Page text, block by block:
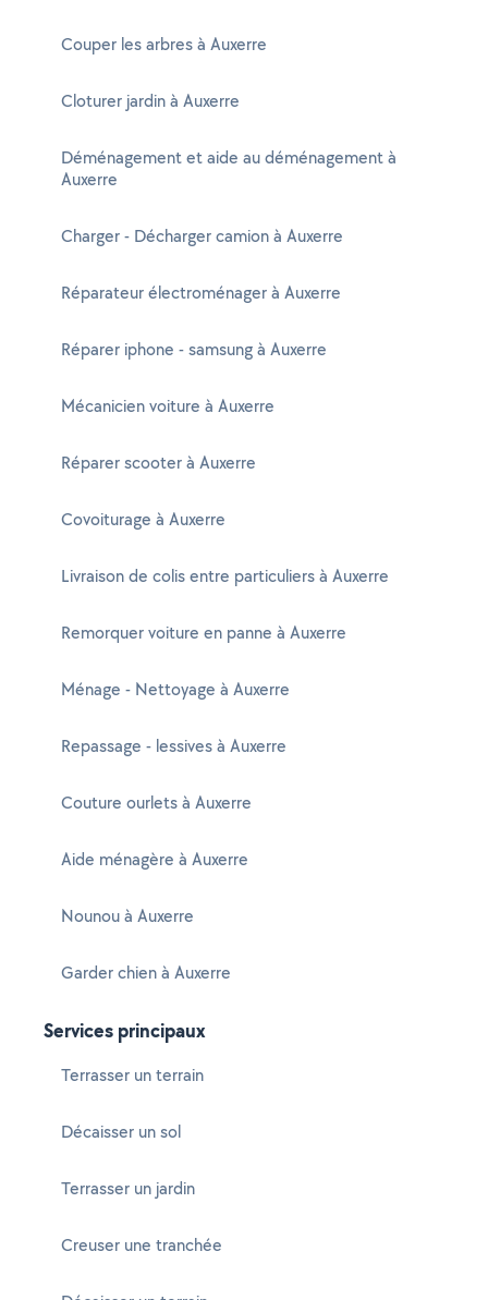
Couper les arbres à Auxerre
Cloturer jardin à Auxerre
Déménagement et aide au déménagement à
Auxerre
Charger - Décharger camion à Auxerre
Réparateur électroménager à Auxerre
Réparer iphone - samsung à Auxerre
Mécanicien voiture à Auxerre
Réparer scooter à Auxerre
Covoiturage à Auxerre
Livraison de colis entre particuliers à Auxerre
Remorquer voiture en panne à Auxerre
Ménage - Nettoyage à Auxerre
Repassage - lessives à Auxerre
Couture ourlets à Auxerre
Aide ménagère à Auxerre
Nounou à Auxerre
Garder chien à Auxerre
Services principaux
Terrasser un terrain
Décaisser un sol
Terrasser un jardin
Creuser une tranchée